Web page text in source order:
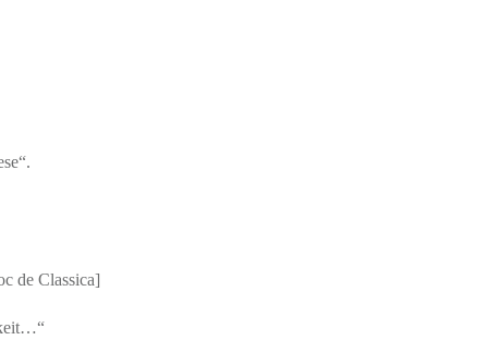
de Classica]